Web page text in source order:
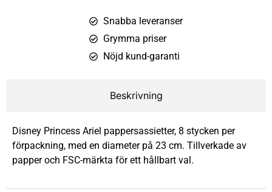
Snabba leveranser
Grymma priser
Nöjd kund-garanti
Beskrivning
Disney Princess Ariel pappersassietter, 8 stycken per
förpackning, med en diameter på 23 cm. Tillverkade av
papper och FSC-märkta för ett hållbart val.